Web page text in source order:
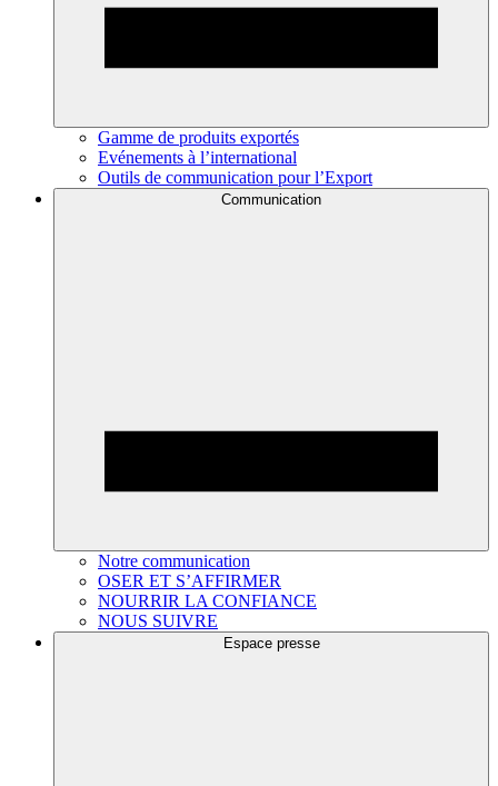
Gamme de produits exportés
Evénements à l’international
Outils de communication pour l’Export
Communication
Notre communication
OSER ET S’AFFIRMER
NOURRIR LA CONFIANCE
NOUS SUIVRE
Espace presse